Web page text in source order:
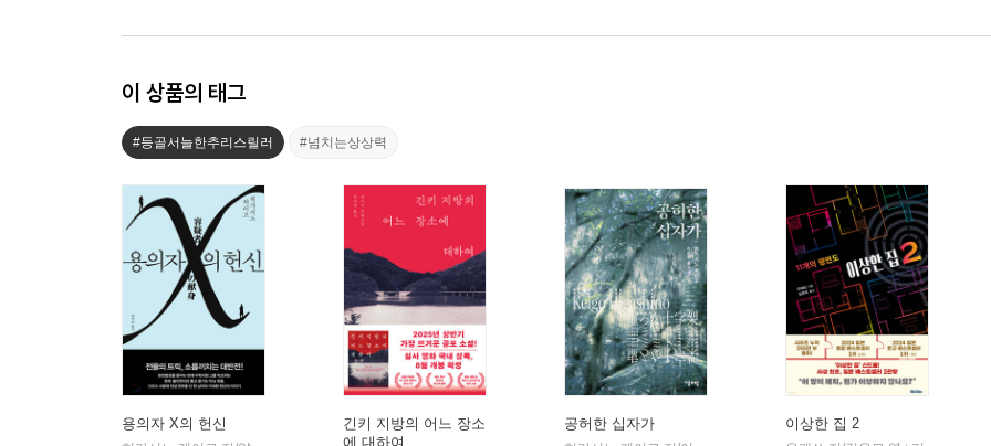
이 상품의 태그
#등골서늘한추리스릴러 #넘치는상상력
용의자 X의 헌신
긴키 지방의 어느 장소
에 대하여
공허한 십자가 이상한 집 2